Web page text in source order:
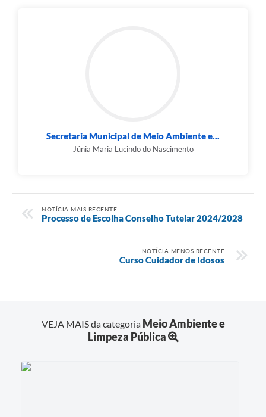
Secretaria Municipal de Meio Ambiente e...
Júnia Maria Lucindo do Nascimento
NOTÍCIA MAIS RECENTE
Processo de Escolha Conselho Tutelar 2024/2028
NOTÍCIA MENOS RECENTE
Curso Cuidador de Idosos
VEJA MAIS da categoria Meio Ambiente e
Limpeza Pública